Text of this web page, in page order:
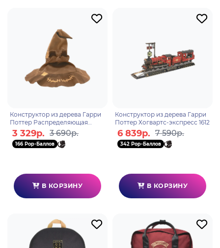
Конструктор из дерева Гарри
Поттер Распределяющая
Шляпа 1632
3 329р. 3 690р.
166 Pop-Баллов
В КОРЗИНУ
Конструктор из дерева Гарри
Поттер Хогвартс-экспресс 1612
6 839р. 7 590р.
342 Pop-Баллов
В КОРЗИНУ